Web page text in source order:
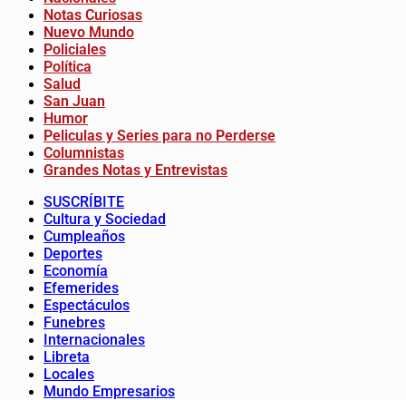
Notas Curiosas
Nuevo Mundo
Policiales
Política
Salud
San Juan
Humor
Peliculas y Series para no Perderse
Columnistas
Grandes Notas y Entrevistas
SUSCRÍBITE
Cultura y Sociedad
Cumpleaños
Deportes
Economía
Efemerides
Espectáculos
Funebres
Internacionales
Libreta
Locales
Mundo Empresarios